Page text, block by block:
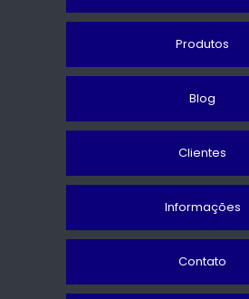
Produtos
Blog
Clientes
Informações
Contato